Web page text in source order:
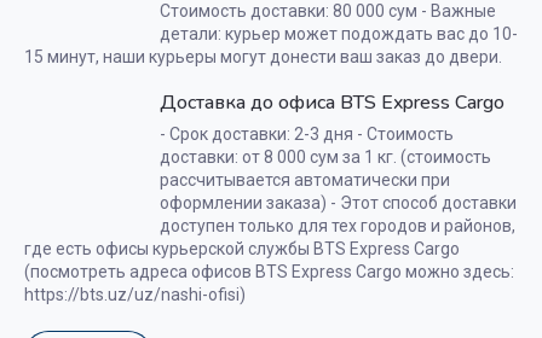
Стоимость доставки: 80 000 сум - Важные
детали: курьер может подождать вас до 10-
15 минут, наши курьеры могут донести ваш заказ до двери.
Доставка до офиса BTS Express Cargo
- Срок доставки: 2-3 дня - Стоимость
доставки: от 8 000 сум за 1 кг. (стоимость
рассчитывается автоматически при
оформлении заказа) - Этот способ доставки
доступен только для тех городов и районов,
где есть офисы курьерской службы BTS Express Cargo
(посмотреть адреса офисов BTS Express Cargo можно здесь:
https://bts.uz/uz/nashi-ofisi)